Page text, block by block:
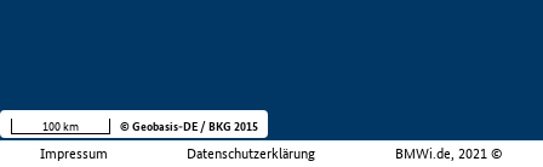
Impressum Datenschutzerklärung BMWi.de, 2021 ©
100 km © Geobasis-DE / BKG 2015